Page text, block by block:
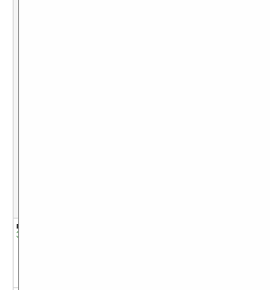
группы программы:
Звук, музыка, медиа